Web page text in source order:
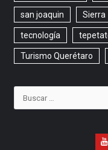
san joaquin Sierra
tecnología
Turismo Querétaro